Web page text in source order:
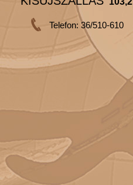
Telefon: 36/510-610